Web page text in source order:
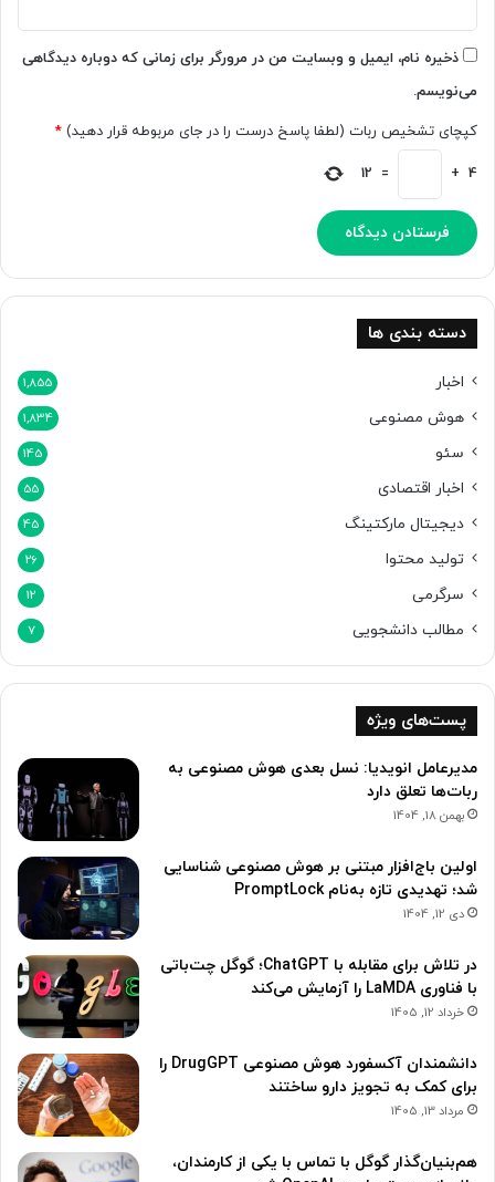
م
ه
ج
م
ش
ک
ش
د
ه
و
د
ک
م
ک
ذخیره نام، ایمیل و وبسایت من در مرورگر برای زمانی که دوباره دیدگاهی
می‌نویسم.
کپچای تشخیص ربات (لطفا پاسخ درست را در جای مربوطه قرار دهید) *
4
+
=
12
دسته بندی ها
اخبار 1,855
هوش مصنوعی 1,834
سئو 145
اخبار اقتصادی 55
دیجیتال مارکتینگ 45
تولید محتوا 26
سرگرمی 12
مطالب دانشجویی 7
پست‌های ویژه
مدیرعامل انویدیا: نسل بعدی هوش مصنوعی به
ربات‌ها تعلق دارد
بهمن 18, 1404
اولین باج‌افزار مبتنی بر هوش مصنوعی شناسایی
شد؛ تهدیدی تازه به‌نام PromptLock
دی 12, 1404
در تلاش برای مقابله با ChatGPT؛ گوگل چت‌باتی
با فناوری LaMDA را آزمایش می‌کند
خرداد 12, 1405
دانشمندان آکسفورد هوش مصنوعی DrugGPT را
برای کمک به تجویز دارو ساختند
مرداد 13, 1405
هم‌بنیان‌گذار گوگل با تماس با یکی از کارمندان،